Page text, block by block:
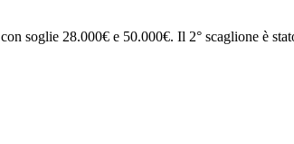
con soglie 28.000€ e 50.000€. Il 2° scaglione è